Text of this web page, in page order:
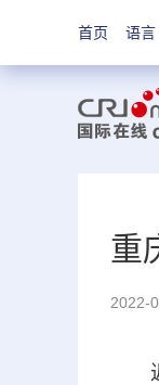
首页 语言
重
2022-
近